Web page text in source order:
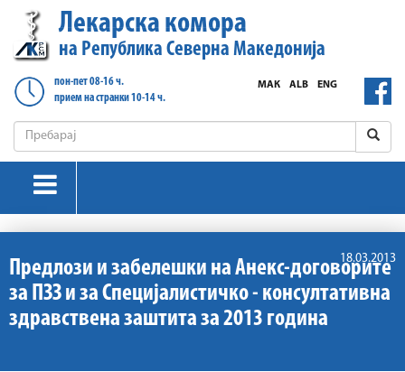
Лекарска комора
на Република Северна Македонија
пон-пет 08-16 ч.
прием на странки 10-14 ч.
ENG
ALB
МАК
18.03.2013
Предлози и забeлешки на Анекс-договорите
за ПЗЗ и за Специјалистичко - консултативна
здравствена заштита за 2013 година